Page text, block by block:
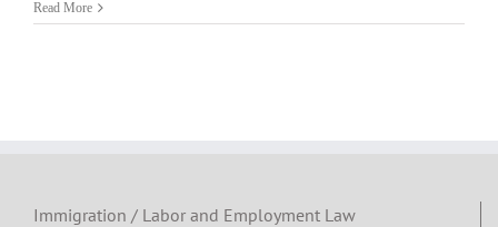
[OC
Labor
Read More
Immigration / Labor and Employment Law